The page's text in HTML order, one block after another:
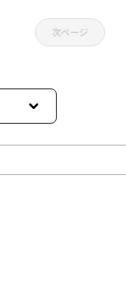
次ページ